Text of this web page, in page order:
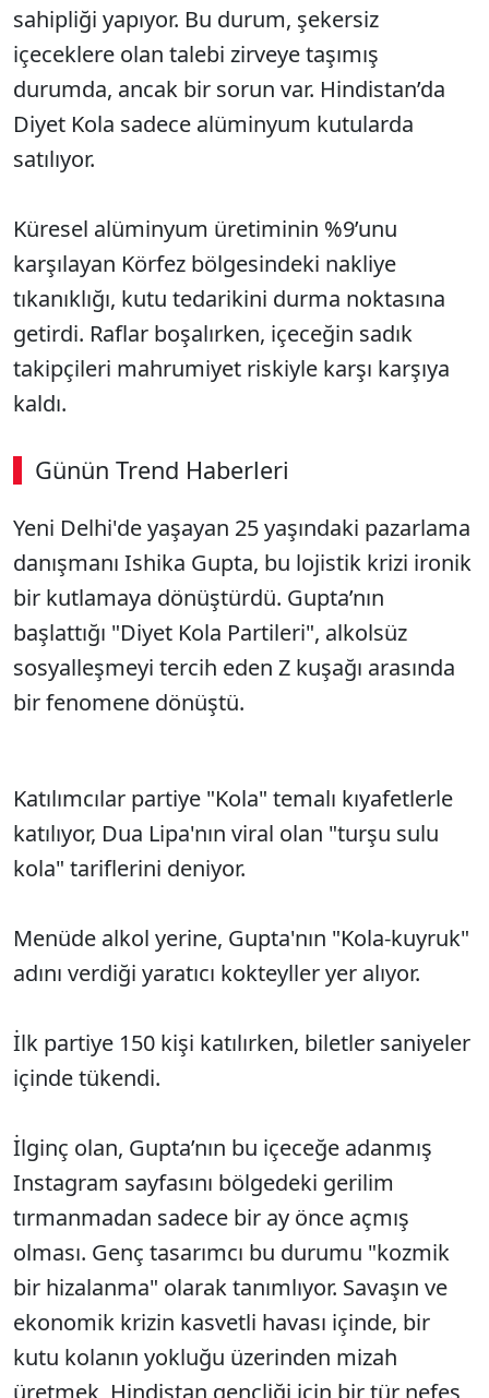
sahipliği yapıyor. Bu durum, şekersiz
içeceklere olan talebi zirveye taşımış
durumda, ancak bir sorun var. Hindistan’da
Diyet Kola sadece alüminyum kutularda
satılıyor.
Küresel alüminyum üretiminin %9’unu
karşılayan Körfez bölgesindeki nakliye
tıkanıklığı, kutu tedarikini durma noktasına
getirdi. Raflar boşalırken, içeceğin sadık
takipçileri mahrumiyet riskiyle karşı karşıya
kaldı.
Günün Trend Haberleri
Yeni Delhi'de yaşayan 25 yaşındaki pazarlama
danışmanı Ishika Gupta, bu lojistik krizi ironik
bir kutlamaya dönüştürdü. Gupta’nın
başlattığı "Diyet Kola Partileri", alkolsüz
sosyalleşmeyi tercih eden Z kuşağı arasında
bir fenomene dönüştü.
Katılımcılar partiye "Kola" temalı kıyafetlerle
katılıyor, Dua Lipa'nın viral olan "turşu sulu
kola" tariflerini deniyor.
Menüde alkol yerine, Gupta'nın "Kola-kuyruk"
adını verdiği yaratıcı kokteyller yer alıyor.
İlk partiye 150 kişi katılırken, biletler saniyeler
içinde tükendi.
İlginç olan, Gupta’nın bu içeceğe adanmış
Instagram sayfasını bölgedeki gerilim
tırmanmadan sadece bir ay önce açmış
olması. Genç tasarımcı bu durumu "kozmik
bir hizalanma" olarak tanımlıyor. Savaşın ve
ekonomik krizin kasvetli havası içinde, bir
kutu kolanın yokluğu üzerinden mizah
üretmek, Hindistan gençliği için bir tür nefes